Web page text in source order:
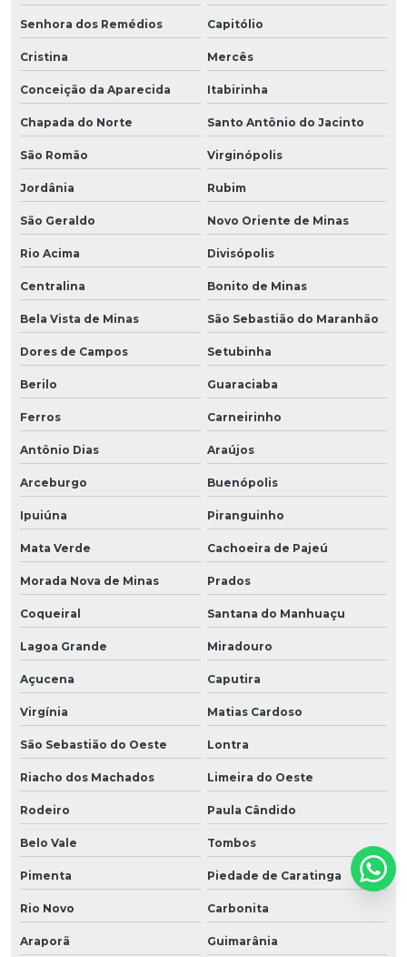
Senhora dos Remédios Capitólio
Cristina Mercês
Conceição da Aparecida Itabirinha
Chapada do Norte Santo Antônio do Jacinto
São Romão Virginópolis
Jordânia Rubim
São Geraldo Novo Oriente de Minas
Rio Acima Divisópolis
Centralina Bonito de Minas
Bela Vista de Minas São Sebastião do Maranhão
Dores de Campos Setubinha
Berilo Guaraciaba
Ferros Carneirinho
Antônio Dias Araújos
Arceburgo Buenópolis
Ipuiúna Piranguinho
Mata Verde Cachoeira de Pajeú
Morada Nova de Minas Prados
Coqueiral Santana do Manhuaçu
Lagoa Grande Miradouro
Açucena Caputira
Virgínia Matias Cardoso
São Sebastião do Oeste Lontra
Riacho dos Machados Limeira do Oeste
Rodeiro Paula Cândido
Belo Vale Tombos
Pimenta Piedade de Caratinga
Rio Novo Carbonita
Araporã Guimarânia